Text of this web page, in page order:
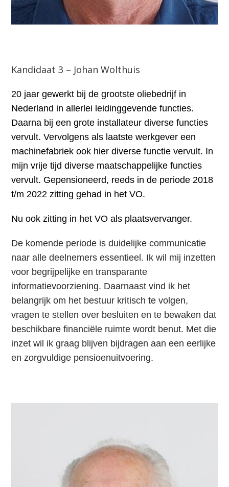
Kandidaat 3 – Johan Wolthuis
20 jaar gewerkt bij de grootste oliebedrijf in
Nederland in allerlei leidinggevende functies.
Daarna bij een grote installateur diverse functies
vervult. Vervolgens als laatste werkgever een
machinefabriek ook hier diverse functie vervult. In
mijn vrije tijd diverse maatschappelijke functies
vervult. Gepensioneerd, reeds in de periode 2018
t/m 2022 zitting gehad in het VO.
Nu ook zitting in het VO als plaatsvervanger.
De komende periode is duidelijke communicatie
naar alle deelnemers essentieel. Ik wil mij inzetten
voor begrijpelijke en transparante
informatievoorziening. Daarnaast vind ik het
belangrijk om het bestuur kritisch te volgen,
vragen te stellen over besluiten en te bewaken dat
beschikbare financiële ruimte wordt benut. Met die
inzet wil ik graag blijven bijdragen aan een eerlijke
en zorgvuldige pensioenuitvoering.